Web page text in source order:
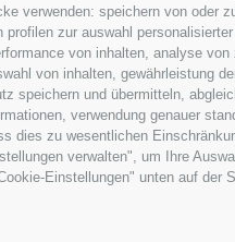
verwenden: speichern von oder
zur auswahl
von inhalten, analyse
von inhalten, gewährleistung
speichern und übermitteln,
verwendung genauer
zu wesentlichen
verwalten", um Ihre
Einstellungen" unten auf